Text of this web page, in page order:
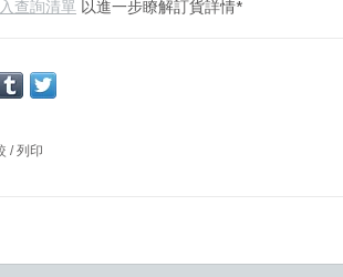
查詢清單 以進一步瞭解訂貨詳情*
毫米, 直径220 X 高294 毫米 及 直径380 X
ZWEIGBERGK 丹麥
/列印